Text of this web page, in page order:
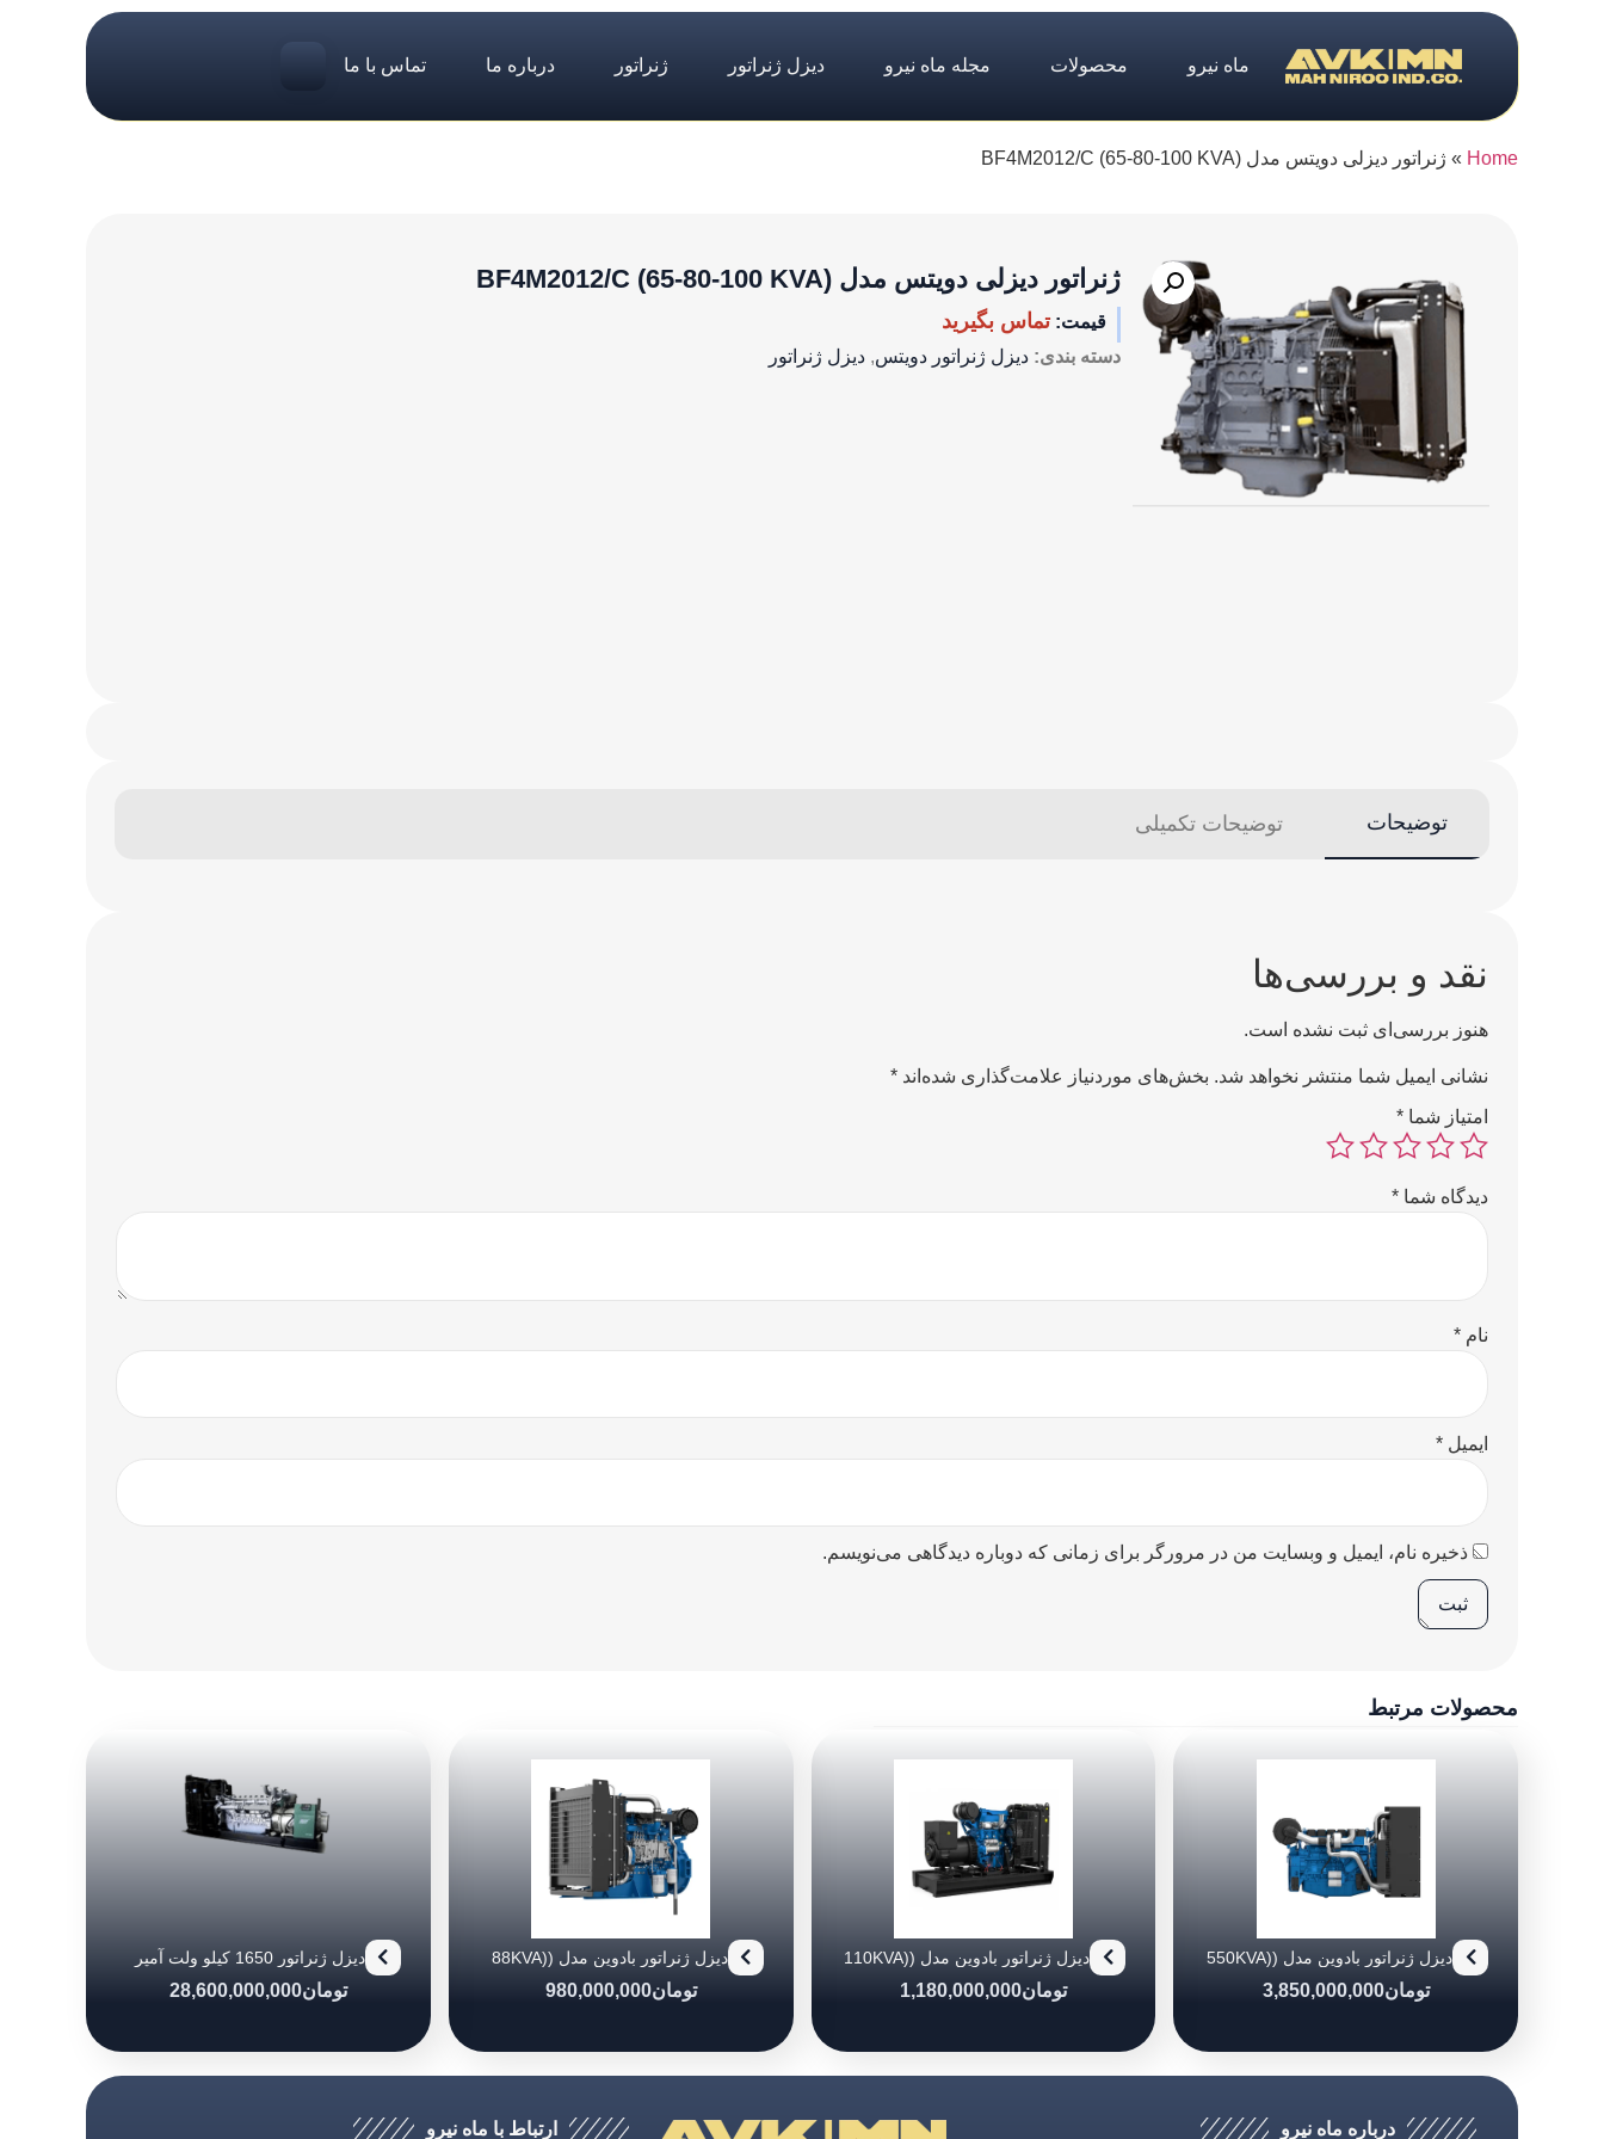
ماه نیرو محصولات مجله ماه نیرو دیزل ژنراتور ژنراتور درباره ما تماس با ما
Home
» ژنراتور دیزلی دویتس مدل (BF4M2012/C (65-80-100 KVA
ژنراتور دیزلی دویتس مدل (BF4M2012/C (65-80-100 KVA
قیمت:تماس بگیرید
دسته بندی: دیزل ژنراتور دویتس,دیزل ژنراتور
توضیحات توضیحات تکمیلی
نقد و بررسی‌ها
هنوز بررسی‌ای ثبت نشده است.
نشانی ایمیل شما منتشر نخواهد شد. بخش‌های موردنیاز علامت‌گذاری شده‌اند *
امتیاز شما *
دیدگاه شما *
نام *
ایمیل *
ذخیره نام، ایمیل و وبسایت من در مرورگر برای زمانی که دوباره دیدگاهی می‌نویسم.
محصولات مرتبط
دیزل ژنراتور بادوین مدل (550KVA)
تومان3,850,000,000
دیزل ژنراتور بادوین مدل (110KVA)
تومان1,180,000,000
دیزل ژنراتور بادوین مدل (88KVA)
تومان980,000,000
دیزل ژنراتور 1650 کیلو ولت آمپر
تومان28,600,000,000
درباره ماه نیرو ارتباط با ماه نیرو